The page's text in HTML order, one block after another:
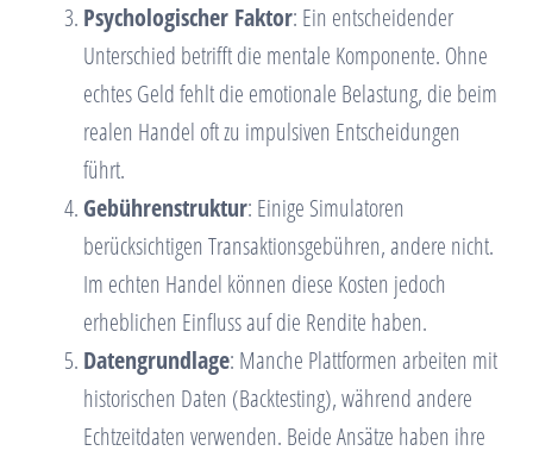
Psychologischer Faktor: Ein entscheidender
Unterschied betrifft die mentale Komponente. Ohne
echtes Geld fehlt die emotionale Belastung, die beim
realen Handel oft zu impulsiven Entscheidungen
führt.
Gebührenstruktur: Einige Simulatoren
berücksichtigen Transaktionsgebühren, andere nicht.
Im echten Handel können diese Kosten jedoch
erheblichen Einfluss auf die Rendite haben.
Datengrundlage: Manche Plattformen arbeiten mit
historischen Daten (Backtesting), während andere
Echtzeitdaten verwenden. Beide Ansätze haben ihre